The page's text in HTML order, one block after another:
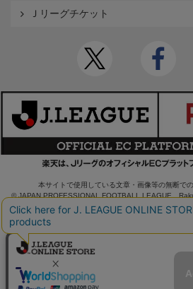
Ｊリーグチケット
本サイトで使用している文章・画像等の無断で
© JAPAN PROFESSIONAL FOOTBALL LEAGUE
SERVED.